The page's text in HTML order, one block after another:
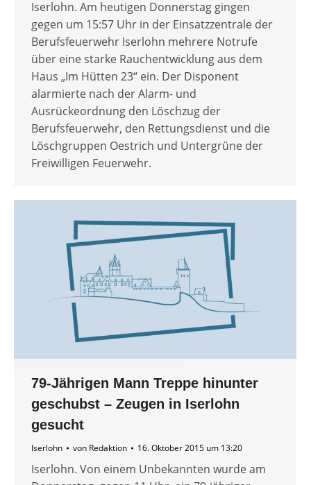
Iserlohn. Am heutigen Donnerstag gingen
gegen um 15:57 Uhr in der Einsatzzentrale der
Berufsfeuerwehr Iserlohn mehrere Notrufe
über eine starke Rauchentwicklung aus dem
Haus „Im Hütten 23“ ein. Der Disponent
alarmierte nach der Alarm- und
Ausrückeordnung den Löschzug der
Berufsfeuerwehr, den Rettungsdienst und die
Löschgruppen Oestrich und Untergrüne der
Freiwilligen Feuerwehr.
79-Jährigen Mann Treppe hinunter
geschubst – Zeugen in Iserlohn
gesucht
Iserlohn von Redaktion 16. Oktober 2015 um 13:20
Iserlohn. Von einem Unbekannten wurde am